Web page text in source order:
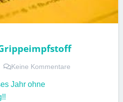
Keine Kommentare
Jahr ohne